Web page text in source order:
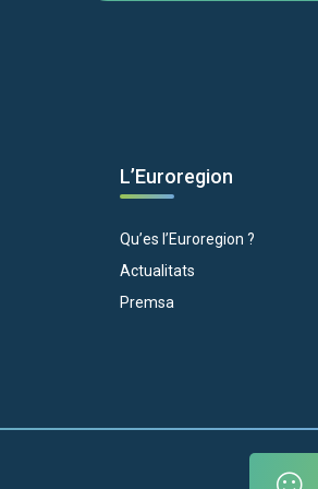
L’Euroregion
Qu’es l’Euroregion ?
Actualitats
Premsa